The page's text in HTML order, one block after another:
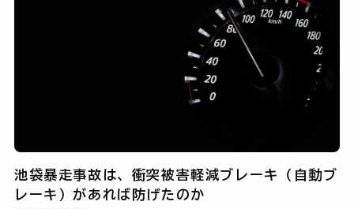
池袋暴走事故は、衝突被害軽減ブレーキ（自動ブ
レーキ）があれば防げたのか